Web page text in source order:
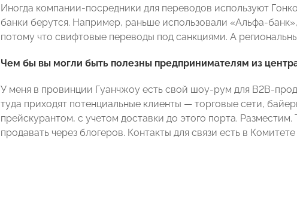
Иногда компании-посредники для переводов используют
банки берутся. Например, раньше использовали «Альфа-
потому что свифтовые переводы под санкциями. А
Чем бы вы могли быть полезны предпринимателям из
У меня в провинции Гуанчжоу есть свой шоу-рум для B2B-
туда приходят потенциальные клиенты — торговые сети,
прейскурантом, с учетом доставки до этого порта.
продавать через блогеров. Контакты для связи есть в